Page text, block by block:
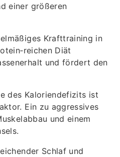
einer größeren
Krafttraining in
Diät
und fördert den
des Kaloriendefizits ist
Ein zu aggressives
und einem
Schlaf und